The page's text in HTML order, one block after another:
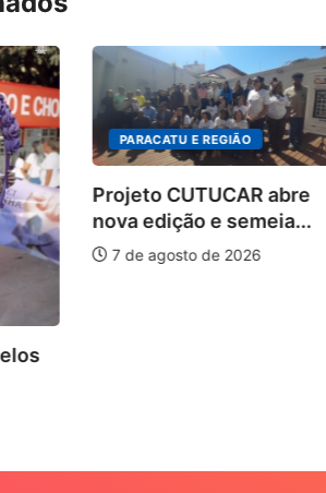
PARACATU E REGIÃO
Projeto CUTUCAR abre
nova edição e semeia...
7 de agosto de 2026